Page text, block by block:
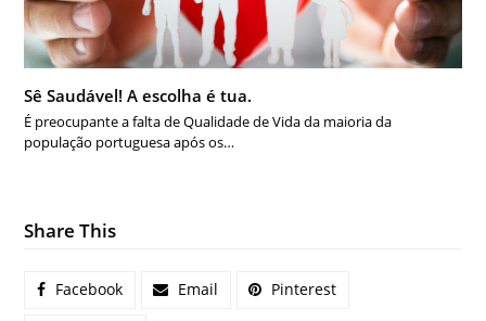
Sê Saudável! A escolha é tua.
É preocupante a falta de Qualidade de Vida da maioria da
população portuguesa após os…
Share This
Facebook Email Pinterest